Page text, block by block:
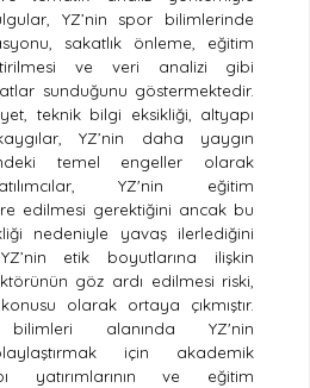
YZ’nin spor bilimlerinde
sakatlık önleme, eğitim
ve veri analizi gibi
sunduğunu göstermektedir.
teknik bilgi eksikliği, altyapı
YZ’nin daha yaygın
temel engeller olarak
YZ'nin eğitim
edilmesi gerektiğini ancak bu
nedeniyle yavaş ilerlediğini
etik boyutlarına ilişkin
göz ardı edilmesi riski,
olarak ortaya çıkmıştır.
alanında YZ'nin
için akademik
yatırımlarının ve eğitim